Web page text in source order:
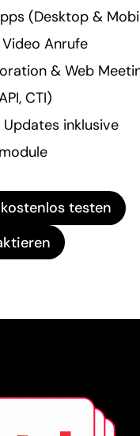
(Desktop &
Video Anrufe
& Web
CTI)
inklusive
testen